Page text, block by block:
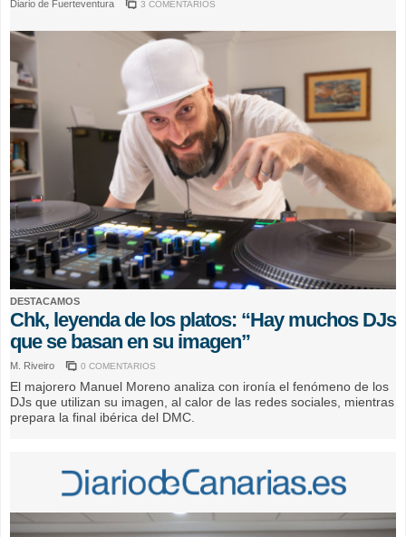
Diario de Fuerteventura 3 COMENTARIOS
DESTACAMOS
Chk, leyenda de los platos: “Hay muchos DJs
que se basan en su imagen”
M. Riveiro 0 COMENTARIOS
El majorero Manuel Moreno analiza con ironía el fenómeno de los
DJs que utilizan su imagen, al calor de las redes sociales, mientras
prepara la final ibérica del DMC.